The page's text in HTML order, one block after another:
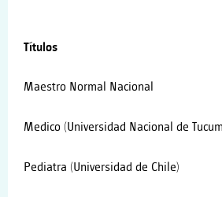
Títulos
Maestro Normal Nacional
Medico (Universidad Nacional de
Pediatra (Universidad de Chile)